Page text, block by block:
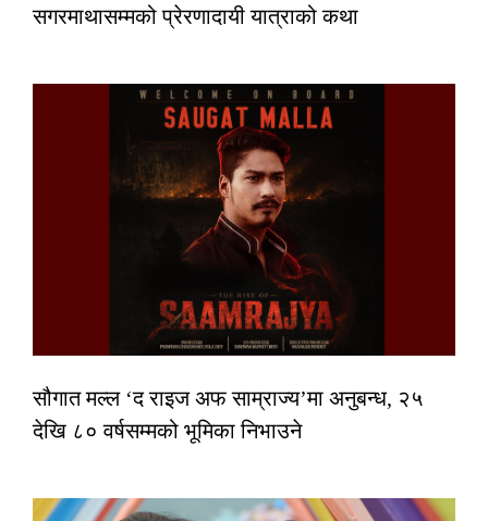
सगरमाथासम्मको प्रेरणादायी यात्राको कथा
सौगात मल्ल ‘द राइज अफ साम्राज्य’मा अनुबन्ध, २५
देखि ८० वर्षसम्मको भूमिका निभाउने